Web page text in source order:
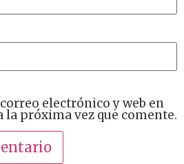
electrónico y web en
la próxima vez que comente.